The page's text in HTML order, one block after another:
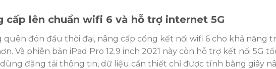
cấp lên chuẩn wifi 6 và hỗ trợ internet 5G
quên đón đầu thời đại, nâng cấp cổng kết nối wifi 6 cho khả năng
Và phiên bản iPad Pro 12.9 inch 2021 này còn hỗ trợ kết nối 5G
đăng tải thông tin, dữ liệu cần thiết chỉ được tính bằng giây